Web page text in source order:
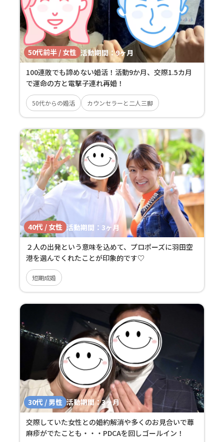
50代前半 / 女性 活動期間：9ヶ月
100連敗でも諦めない婚活！活動9か月、交際1.5カ月
で運命の方と電撃子連れ再婚！
50代からの婚活 カウンセラーと二人三脚
40代 / 女性 活動期間： 3ヶ月
２人の出発という意味を込めて、プロポーズに羽田空
港を選んでくれたことが印象的です♡
短期成婚
30代 / 男性 活動期間：3ヶ月
交際していた女性との婚約解消や多くのお見合いで蕁
麻疹がでたことも・・・PDCAを回しゴールイン！